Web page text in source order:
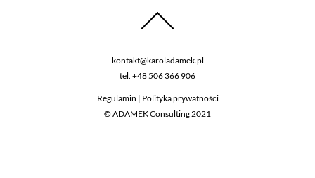
kontakt@karoladamek.pl
tel. +48 506 366 906
Regulamin | Polityka prywatności
© ADAMEK Consulting 2021